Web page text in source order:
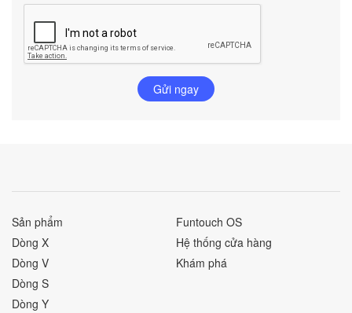
Gửi ngay
Sản phẩm
Dòng X
Dòng V
Dòng S
Dòng Y
Funtouch OS
Hệ thống cửa hàng
Khám phá